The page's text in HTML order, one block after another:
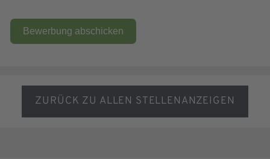
Bewerbung abschicken
ZURÜCK ZU ALLEN STELLENANZEIGEN